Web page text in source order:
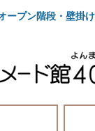
ープン階段・壁